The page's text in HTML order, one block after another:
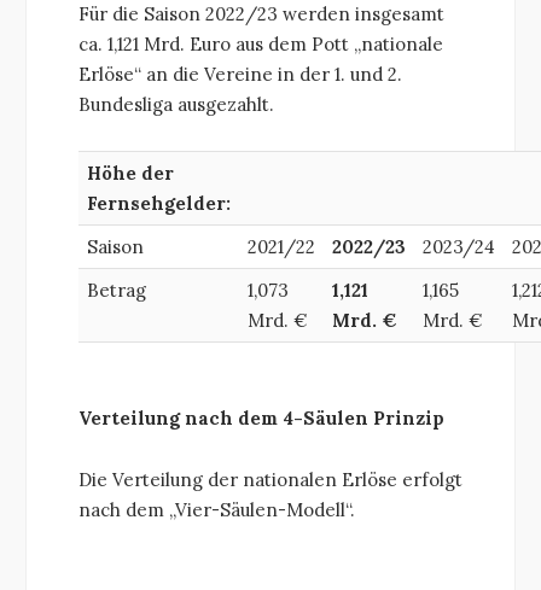
Für die Saison 2022/23 werden insgesamt
ca. 1,121 Mrd. Euro aus dem Pott „nationale
Erlöse“ an die Vereine in der 1. und 2.
Bundesliga ausgezahlt.
Höhe der
Fernsehgelder:
Saison
2021/22 2022/23 2023/24
Betrag
1,073
Mrd. €
1,121
Mrd. €
1,165
Mrd. €
Verteilung nach dem 4-Säulen Prinzip
Die Verteilung der nationalen Erlöse erfolgt
nach dem „Vier-Säulen-Modell“.